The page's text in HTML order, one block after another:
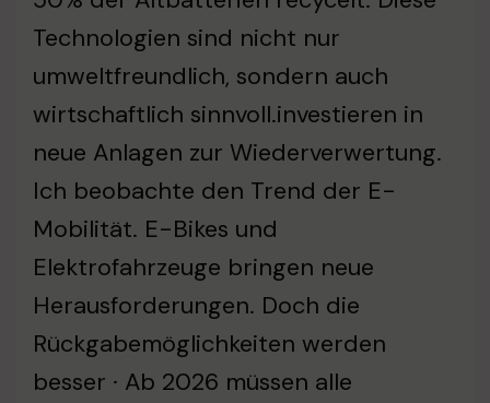
Technologien sind nicht nur
umweltfreundlich, sondern auch
wirtschaftlich sinnvoll.investieren in
neue Anlagen zur Wiederverwertung.
Ich beobachte den Trend der E-
Mobilität. E-Bikes und
Elektrofahrzeuge bringen neue
Herausforderungen. Doch die
Rückgabemöglichkeiten werden
besser · Ab 2026 müssen alle